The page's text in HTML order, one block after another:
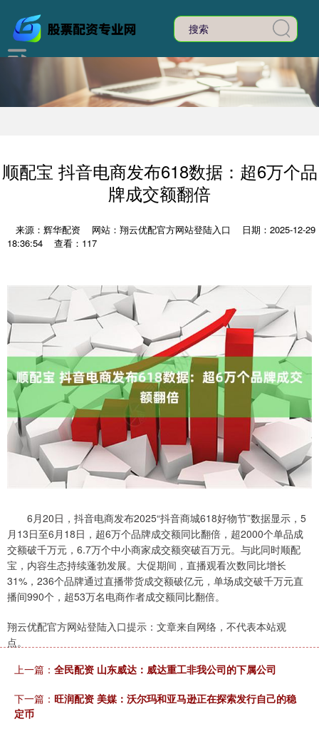
顺配宝 抖音电商发布618数据：超6万个品
牌成交额翻倍
来源：辉华配资 网站：翔云优配官方网站登陆入口
日期：2025-12-29
18:36:54
查看：117
6月20日，抖音电商发布2025“抖音商城618好物节”数据显示，5
月13日至6月18日，超6万个品牌成交额同比翻倍，超2000个单品成
交额破千万元，6.7万个中小商家成交额突破百万元。与此同时顺配
宝，内容生态持续蓬勃发展。大促期间，直播观看次数同比增长
31%，236个品牌通过直播带货成交额破亿元，单场成交破千万元直
播间990个，超53万名电商作者成交额同比翻倍。
翔云优配官方网站登陆入口提示：文章来自网络，不代表本站观
点。
上一篇： 全民配资 山东威达：威达重工非我公司的下属公司
下一篇： 旺润配资 美媒：沃尔玛和亚马逊正在探索发行自己的稳
定币